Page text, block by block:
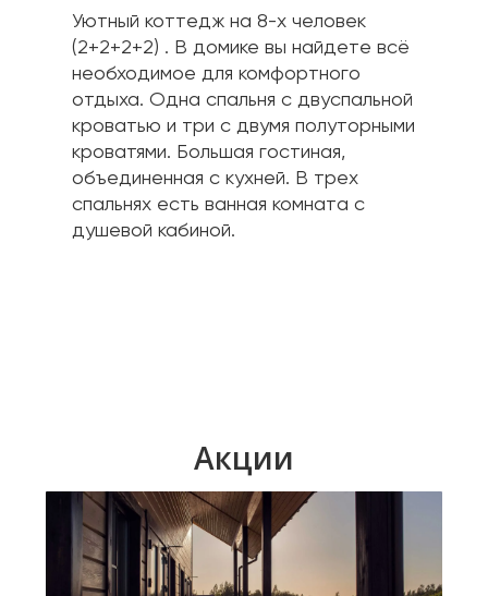
Уютный коттедж на 8-х человек
(2+2+2+2) . В домике вы найдете всё
необходимое для комфортного
отдыха. Одна спальня с двуспальной
кроватью и три с двумя полуторными
кроватями. Большая гостиная,
объединенная с кухней. В трех
спальнях есть ванная комната с
душевой кабиной.
Акции